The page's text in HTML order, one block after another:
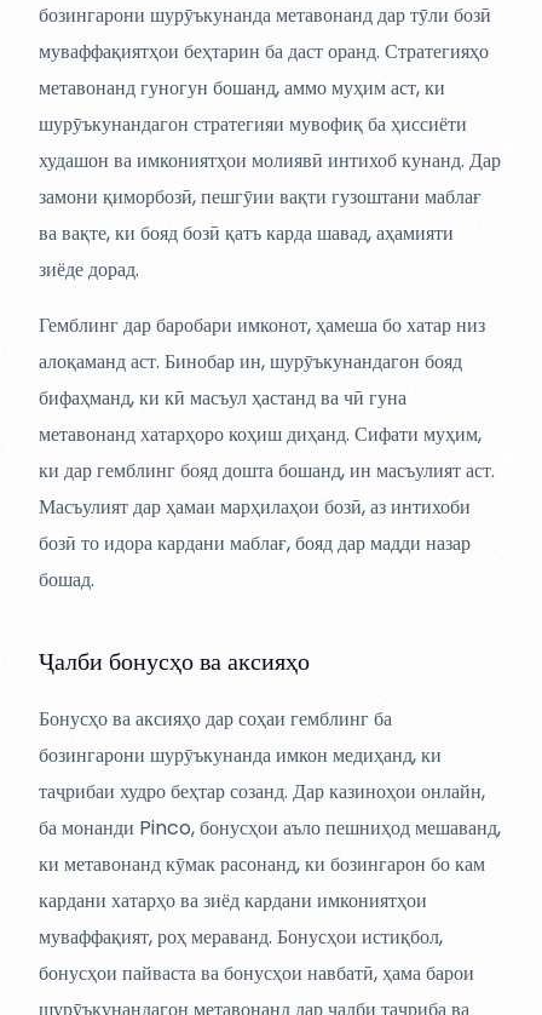
бозингарони шурӯъкунанда метавонанд дар тӯли бозӣ
муваффақиятҳои беҳтарин ба даст оранд. Стратегияҳо
метавонанд гуногун бошанд, аммо муҳим аст, ки
шурӯъкунандагон стратегияи мувофиқ ба ҳиссиёти
худашон ва имкониятҳои молиявӣ интихоб кунанд. Дар
замони қиморбозӣ, пешгӯии вақти гузоштани маблағ
ва вақте, ки бояд бозӣ қатъ карда шавад, аҳамияти
зиёде дорад.
Гемблинг дар баробари имконот, ҳамеша бо хатар низ
алоқаманд аст. Бинобар ин, шурӯъкунандагон бояд
бифаҳманд, ки кӣ масъул ҳастанд ва чӣ гуна
метавонанд хатарҳоро коҳиш диҳанд. Сифати муҳим,
ки дар гемблинг бояд дошта бошанд, ин масъулият аст.
Масъулият дар ҳамаи марҳилаҳои бозӣ, аз интихоби
бозӣ то идора кардани маблағ, бояд дар мадди назар
бошад.
Ҷалби бонусҳо ва аксияҳо
Бонусҳо ва аксияҳо дар соҳаи гемблинг ба
бозингарони шурӯъкунанда имкон медиҳанд, ки
таҷрибаи худро беҳтар созанд. Дар казиноҳои онлайн,
ба монанди Pinco, бонусҳои аъло пешниҳод мешаванд,
ки метавонанд кӯмак расонанд, ки бозингарон бо кам
кардани хатарҳо ва зиёд кардани имкониятҳои
муваффақият, роҳ мераванд. Бонусҳои истиқбол,
бонусҳои пайваста ва бонусҳои навбатӣ, ҳама барои